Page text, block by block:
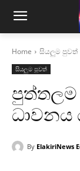
Home සියලුම පුවත්
සියලුම පුවත්
පුත්තලම
ධාවනය
By ElakiriNews